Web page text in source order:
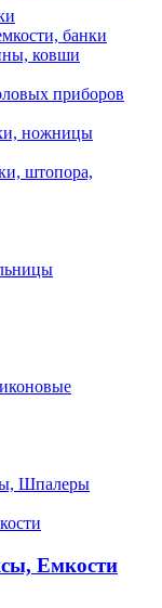
банки
ковши
приборов
ножницы
штопора,
Шпалеры
Емкости